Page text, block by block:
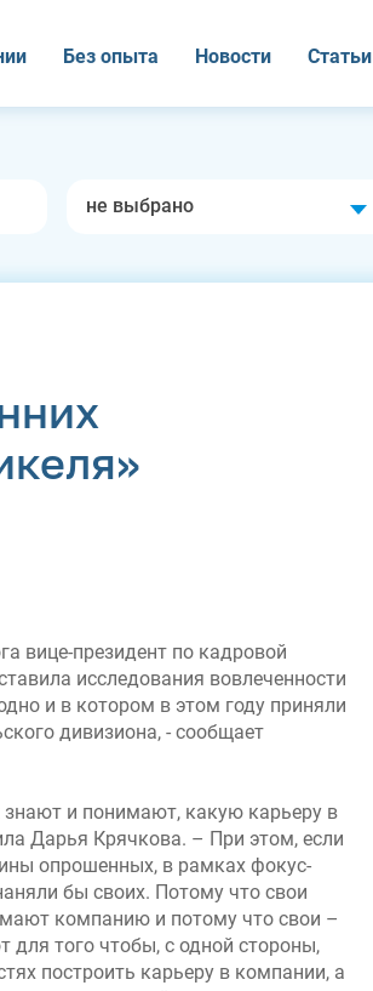
Без опыта Новости Статьи
не выбрано
вице-президент по кадровой
исследования вовлеченности
и в котором в этом году приняли
дивизиона, - сообщает
и понимают, какую карьеру в
Дарья Крячкова. – При этом, если
опрошенных, в рамках фокус-
бы своих. Потому что свои
компанию и потому что свои –
для того чтобы, с одной стороны,
построить карьеру в компании, а